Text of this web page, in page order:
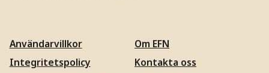
Användarvillkor
Integritetspolicy
Om EFN
Kontakta oss